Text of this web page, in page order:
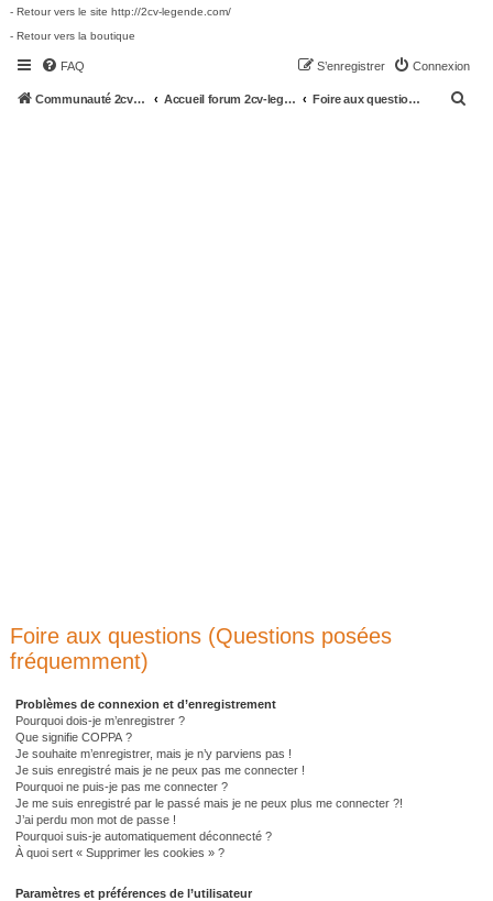
- Retour vers le site http://2cv-legende.com/
- Retour vers la boutique
FAQ Connexion
S’enregistrer
Communauté 2cv-legende.com Accueil forum 2cv-legende.com Foire aux questions (Questions posées fréquemment)
Foire aux questions (Questions posées
fréquemment)
Problèmes de connexion et d’enregistrement
Pourquoi dois-je m’enregistrer ?
Que signifie COPPA ?
Je souhaite m’enregistrer, mais je n’y parviens pas !
Je suis enregistré mais je ne peux pas me connecter !
Pourquoi ne puis-je pas me connecter ?
Je me suis enregistré par le passé mais je ne peux plus me connecter ?!
J’ai perdu mon mot de passe !
Pourquoi suis-je automatiquement déconnecté ?
À quoi sert « Supprimer les cookies » ?
Paramètres et préférences de l’utilisateur